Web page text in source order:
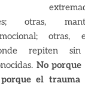
otras,
otras,
repiten sin
No
el trauma